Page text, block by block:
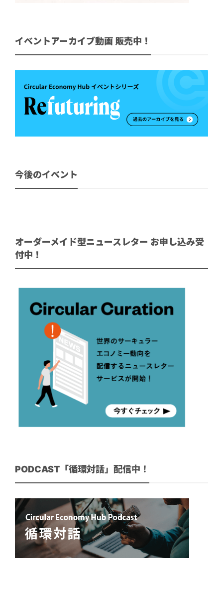
イベントアーカイブ動画 販売中！
今後のイベント
オーダーメイド型ニュースレター お申し込み受
付中！
PODCAST「循環対話」配信中！